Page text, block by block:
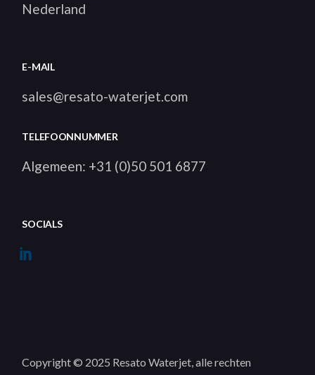
Nederland
E-MAIL
sales@resato-waterjet.com
TELEFOONNUMMER
Algemeen: +31 (0)50 501 6877
SOCIALS
Copyright © 2025 Resato Waterjet, alle rechten